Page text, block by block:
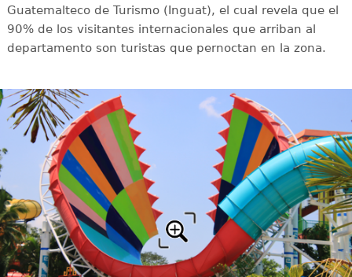
Guatemalteco de Turismo (Inguat), el cual revela que el
90% de los visitantes internacionales que arriban al
departamento son turistas que pernoctan en la zona.